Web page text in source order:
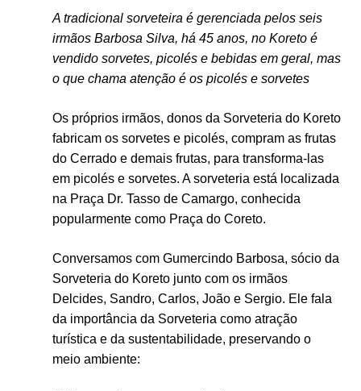
A tradicional sorveteira é gerenciada pelos seis
irmãos Barbosa Silva, há 45 anos, no Koreto é
vendido sorvetes, picolés e bebidas em geral, mas
o que chama atenção é os picolés e sorvetes
Os próprios irmãos, donos da Sorveteria do Koreto
fabricam os sorvetes e picolés, compram as frutas
do Cerrado e demais frutas, para transforma-las
em picolés e sorvetes. A sorveteria está localizada
na Praça Dr. Tasso de Camargo, conhecida
popularmente como Praça do Coreto.
Conversamos com Gumercindo Barbosa, sócio da
Sorveteria do Koreto junto com os irmãos
Delcides, Sandro, Carlos, João e Sergio. Ele fala
da importância da Sorveteria como atração
turística e da sustentabilidade, preservando o
meio ambiente: